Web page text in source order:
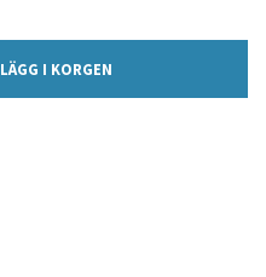
LÄGG I KORGEN